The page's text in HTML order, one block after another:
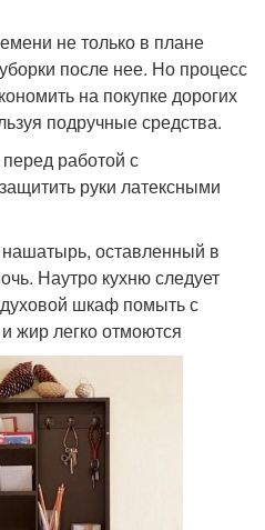
не только в плане
после нее. Но процесс
на покупке дорогих
подручные средства.
работой с
руки латексными
оставленный в
Наутро кухню следует
шкаф помыть с
жир легко отмоются